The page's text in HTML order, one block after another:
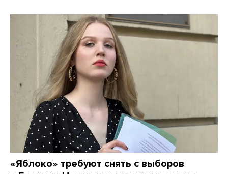
«Яблоко» требуют снять с выборов